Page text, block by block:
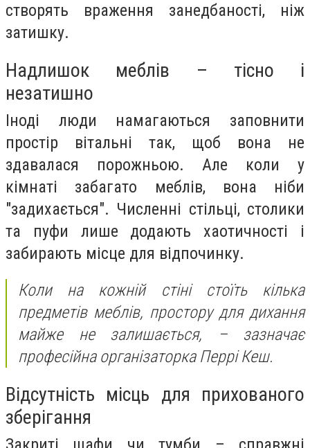
створять враження занедбаності, ніж
затишку.
Надлишок меблів – тісно і
незатишно
Іноді люди намагаються заповнити
простір вітальні так, щоб вона не
здавалася порожньою. Але коли у
кімнаті забагато меблів, вона ніби
"задихається". Численні стільці, столики
та пуфи лише додають хаотичності і
забирають місце для відпочинку.
Коли на кожній стіні стоїть кілька
предметів меблів, простору для дихання
майже не залишається, – зазначає
професійна організаторка Перрі Кеш.
Відсутність місць для прихованого
зберігання